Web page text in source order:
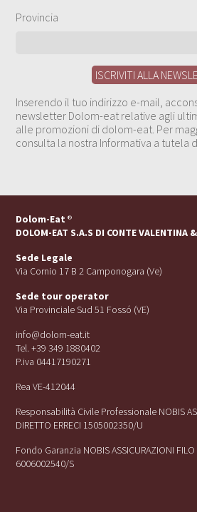
Provincia
Inserendo il tuo indirizzo e-mail,
newsletter Dolom-eat relative agli
alle promozioni di dolom-eat. Per
consulta la nostra Informativa a tutela
Dolom-Eat ®
DOLOM-EAT S.A.S DI CONTE VALENTINA
Sede Legale
Via Cornio 17 B 2 Camponogara (Ve)
Sede tour operator
Via Provinciale Sud 51 Fossó (VE)
info@dolom-eat.it
Tel. +39 349 1880402
P.iva 04417190271
Rea VE-412044
Responsabilità Civile Professionale NOBIS
DIRETTO ERRECI 1505002350/U
Fondo Garanzia NOBIS ASSICURAZIONI FILO
6006002540/S